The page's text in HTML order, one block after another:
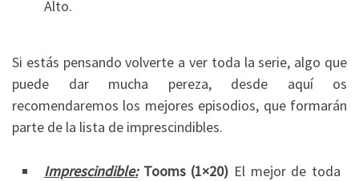
Alto.
Si estás pensando volverte a ver toda la serie, algo que
puede dar mucha pereza, desde aquí os
recomendaremos los mejores episodios, que formarán
parte de la lista de imprescindibles.
Imprescindible:Tooms (1×20) El mejor de toda